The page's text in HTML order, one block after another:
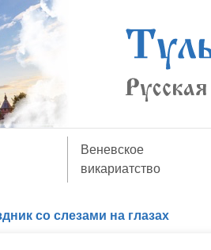
Веневское
викариатство
со слезами на глазах